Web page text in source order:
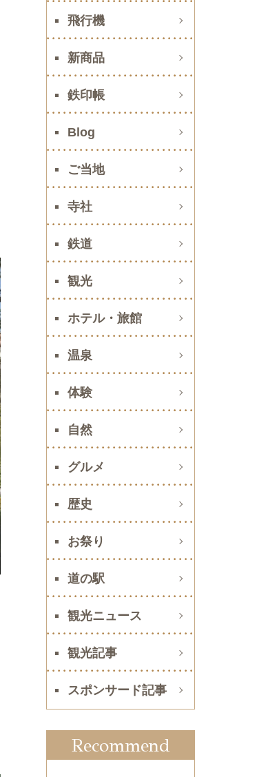
飛行機
新商品
鉄印帳
Blog
ご当地
寺社
鉄道
観光
ホテル・旅館
温泉
体験
自然
グルメ
歴史
お祭り
道の駅
観光ニュース
観光記事
スポンサード記事
Recommend